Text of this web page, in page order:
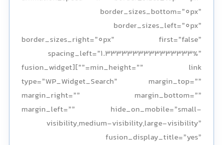
border_sizes_bottom=”0px”
border_sizes_left=”0px”
border_sizes_right=”0px” first=”false”
spacing_left=”1.3333333333333333%”
min_height=”” link=””][fusion_widget
type=”WP_Widget_Search” margin_top=””
margin_right=”” margin_bottom=””
margin_left=”” hide_on_mobile=”small-
visibility,medium-visibility,large-visibility”
fusion_display_title=”yes”